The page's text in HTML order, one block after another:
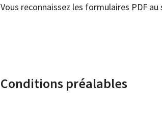
Vous reconnaissez les formulaires PDF
Conditions préalables